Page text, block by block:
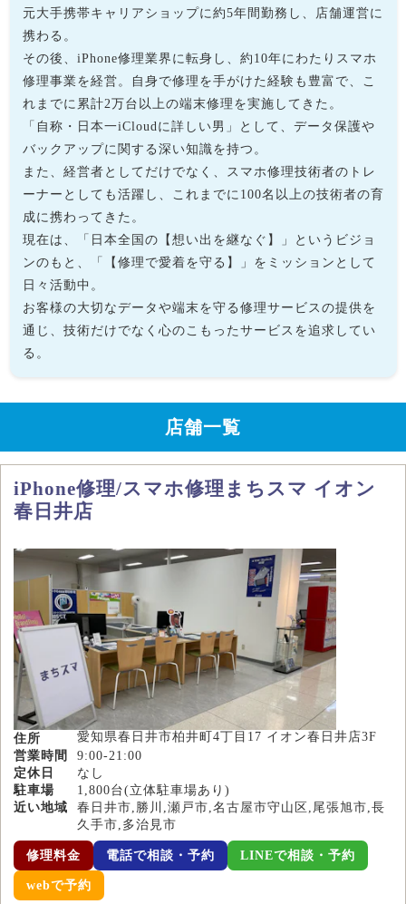
元大手携帯キャリアショップに約5年間勤務し、店舗運営に
携わる。
その後、iPhone修理業界に転身し、約10年にわたりスマホ
修理事業を経営。自身で修理を手がけた経験も豊富で、こ
れまでに累計2万台以上の端末修理を実施してきた。
「自称・日本一iCloudに詳しい男」として、データ保護や
バックアップに関する深い知識を持つ。
また、経営者としてだけでなく、スマホ修理技術者のトレ
ーナーとしても活躍し、これまでに100名以上の技術者の育
成に携わってきた。
現在は、「日本全国の【想い出を継なぐ】」というビジョ
ンのもと、「【修理で愛着を守る】」をミッションとして
日々活動中。
お客様の大切なデータや端末を守る修理サービスの提供を
通じ、技術だけでなく心のこもったサービスを追求してい
る。
店舗一覧
iPhone修理/スマホ修理まちスマ イオン
春日井店
住所
愛知県春日井市柏井町4丁目17 イオン春日井店3F
営業時間
9:00-21:00
定休日
なし
駐車場
1,800台(立体駐車場あり)
近い地域
春日井市,勝川,瀬戸市,名古屋市守山区,尾張旭市,長
久手市,多治見市
修理料金 電話で相談・予約 LINEで相談・予約
webで予約